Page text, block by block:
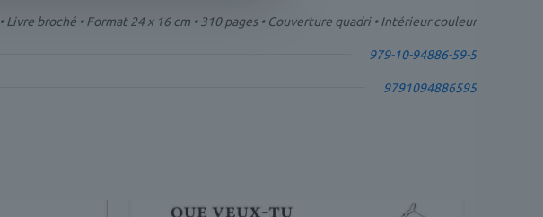
• Livre broché • Format 24 x 16 cm • 310 pages • Couverture quadri • Intérieur couleur
979-10-94886-59-5
9791094886595